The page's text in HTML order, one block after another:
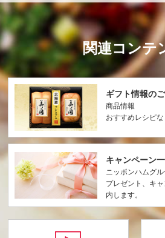
関連コンテ
ギフト情報の
商品情報
おすすめレシピ
キャンペーン
ニッポンハムグ
プレゼント、キ
内します。